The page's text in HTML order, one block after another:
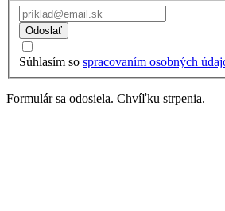
Odoslať
Súhlasím so spracovaním osobných
Formulár sa odosiela. Chvíľku strpenia.